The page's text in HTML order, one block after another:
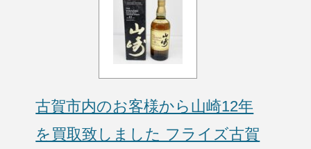
古賀市内のお客様から山崎12年
を買取致しました フライズ古賀